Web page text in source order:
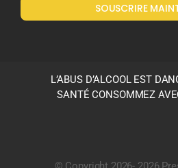
Politique en matière de
SOUSCRIRE
L’ABUS D’ALCOOL EST
SANTÉ CONSOMMEZ